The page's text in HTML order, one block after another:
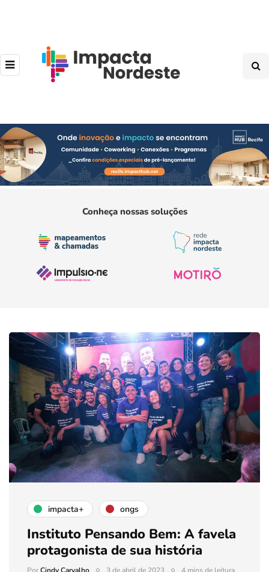
Conheça nossas soluções
impacta+ ongs
Instituto Pensando Bem: A favela
protagonista de sua história